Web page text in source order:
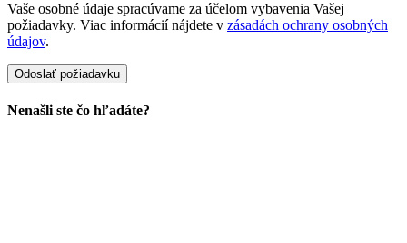
Vaše osobné údaje spracúvame za účelom vybavenia Vašej
požiadavky. Viac informácií nájdete v zásadách ochrany osobných
údajov.
Nenašli ste čo hľadáte?